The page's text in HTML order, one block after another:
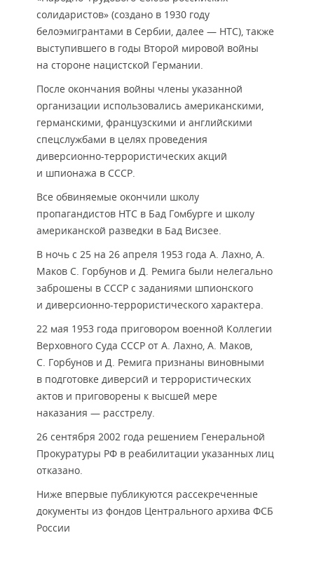
солидаристов» (создано в 1930 году
белоэмигрантами в Сербии, далее — НТС), также
выступившего в годы Второй мировой войны
на стороне нацистской Германии.
После окончания войны члены указанной
организации использовались американскими,
германскими, французскими и английскими
спецслужбами в целях проведения
диверсионно-террористических акций
и шпионажа в СССР.
Все обвиняемые окончили школу
пропагандистов НТС в Бад Гомбурге и школу
американской разведки в Бад Висзее.
В ночь с 25 на 26 апреля 1953 года А. Лахно, А.
Маков С. Горбунов и Д. Ремига были нелегально
заброшены в СССР с заданиями шпионского
и диверсионно-террористического характера.
22 мая 1953 года приговором военной Коллегии
Верховного Суда СССР от А. Лахно, А. Маков,
С. Горбунов и Д. Ремига признаны виновными
в подготовке диверсий и террористических
актов и приговорены к высшей мере
наказания — расстрелу.
26 сентября 2002 года решением Генеральной
Прокуратуры РФ в реабилитации указанных лиц
отказано.
Ниже впервые публикуются рассекреченные
документы из фондов Центрального архива ФСБ
России